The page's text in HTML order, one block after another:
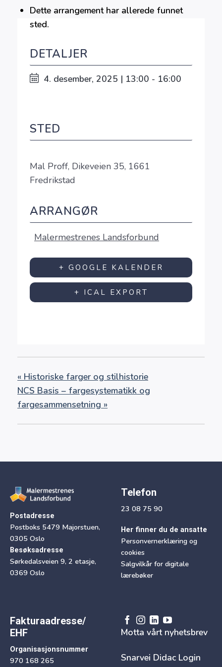
Dette arrangement har allerede funnet
sted.
DETALJER
4. desember, 2025 | 13:00 - 16:00
STED
Mal Proff, Dikeveien 35, 1661
Fredrikstad
ARRANGØR
Malermestrenes Landsforbund
+ GOOGLE KALENDER
+ ICAL EXPORT
« Historiske farger og stilhistorie
NCS Basis – fargesystematikk og
fargesammensetning »
Postadresse
Postboks 5479 Majorstuen,
0305 Oslo
Besøksadresse
Sørkedalsveien 9, 2 etasje,
0369 Oslo
Telefon
23 08 75 90
Her finner du de ansatte
Personvernerklæring og
cookies
Salgvilkår for digitale
lærebøker
Fakturaadresse/
EHF
Organisasjonsnummer
970 168 265
Motta vårt nyhetsbrev
Snarvei Didac Login